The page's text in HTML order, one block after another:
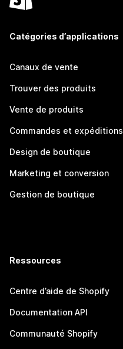
Catégories d’applications
Canaux de vente
Trouver des produits
Vente de produits
Commandes et expéditions
Design de boutique
Marketing et conversion
Gestion de boutique
Ressources
Centre d’aide de Shopify
Documentation API
Communauté Shopify